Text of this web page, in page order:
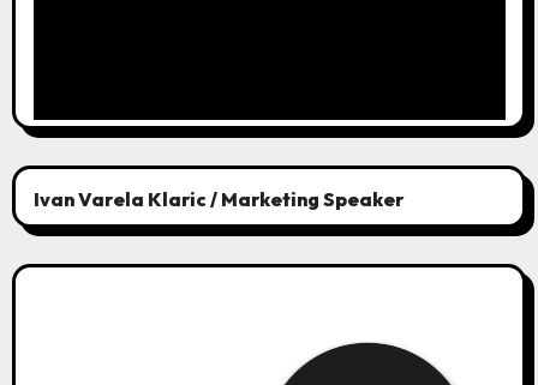
Ivan Varela Klaric / Marketing Speaker